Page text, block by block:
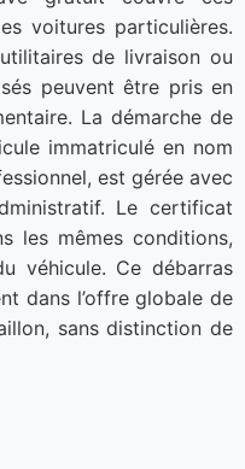
voitures particulières.
de livraison ou
peuvent être pris en
La démarche de
immatriculé en nom
est gérée avec
Le certificat
les mêmes conditions,
véhicule. Ce débarras
dans l’offre globale de
sans distinction de